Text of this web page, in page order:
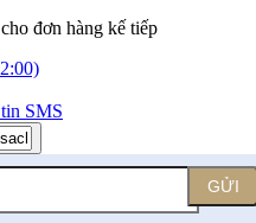
đơn hàng kế tiếp
SMS
GỬI